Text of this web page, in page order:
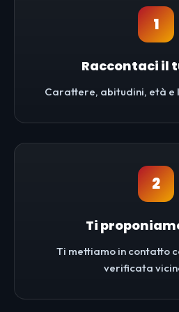
1
Raccontaci il
Carattere, abitudini, età e
2
Ti
Ti mettiamo in contatto
verificata